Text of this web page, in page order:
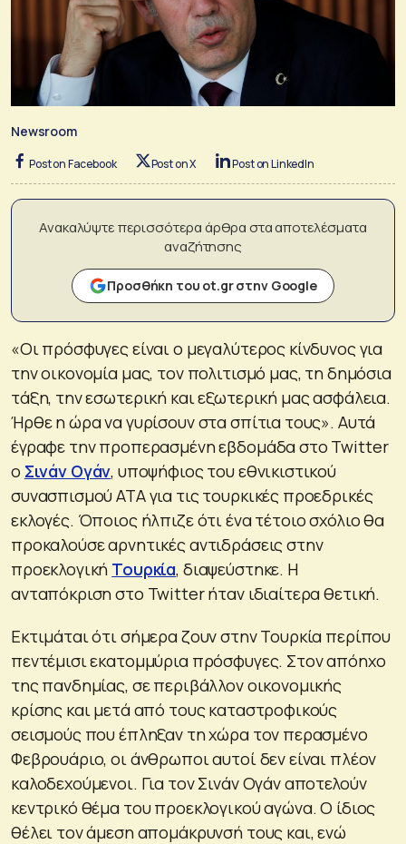
Newsroom
Post on Facebook Post on X Post on LinkedIn
Ανακαλύψτε περισσότερα άρθρα στα αποτελέσματα
αναζήτησης
Προσθήκη του ot.gr στην Google
«Οι πρόσφυγες είναι ο μεγαλύτερος κίνδυνος για
την οικονομία μας, τον πολιτισμό μας, τη δημόσια
τάξη, την εσωτερική και εξωτερική μας ασφάλεια.
Ήρθε η ώρα να γυρίσουν στα σπίτια τους». Αυτά
έγραφε την προπερασμένη εβδομάδα στο Twitter
ο Σινάν Ογάν, υποψήφιος του εθνικιστικού
συνασπισμού ΑΤΑ για τις τουρκικές προεδρικές
εκλογές. Όποιος ήλπιζε ότι ένα τέτοιο σχόλιο θα
προκαλούσε αρνητικές αντιδράσεις στην
προεκλογική Τουρκία, διαψεύστηκε. Η
ανταπόκριση στο Twitter ήταν ιδιαίτερα θετική.
Εκτιμάται ότι σήμερα ζουν στην Τουρκία περίπου
πεντέμισι εκατομμύρια πρόσφυγες. Στον απόηχο
της πανδημίας, σε περιβάλλον οικονομικής
κρίσης και μετά από τους καταστροφικούς
σεισμούς που έπληξαν τη χώρα τον περασμένο
Φεβρουάριο, οι άνθρωποι αυτοί δεν είναι πλέον
καλοδεχούμενοι. Για τον Σινάν Ογάν αποτελούν
κεντρικό θέμα του προεκλογικού αγώνα. Ο ίδιος
θέλει τον άμεση απομάκρυνσή τους και, ενώ